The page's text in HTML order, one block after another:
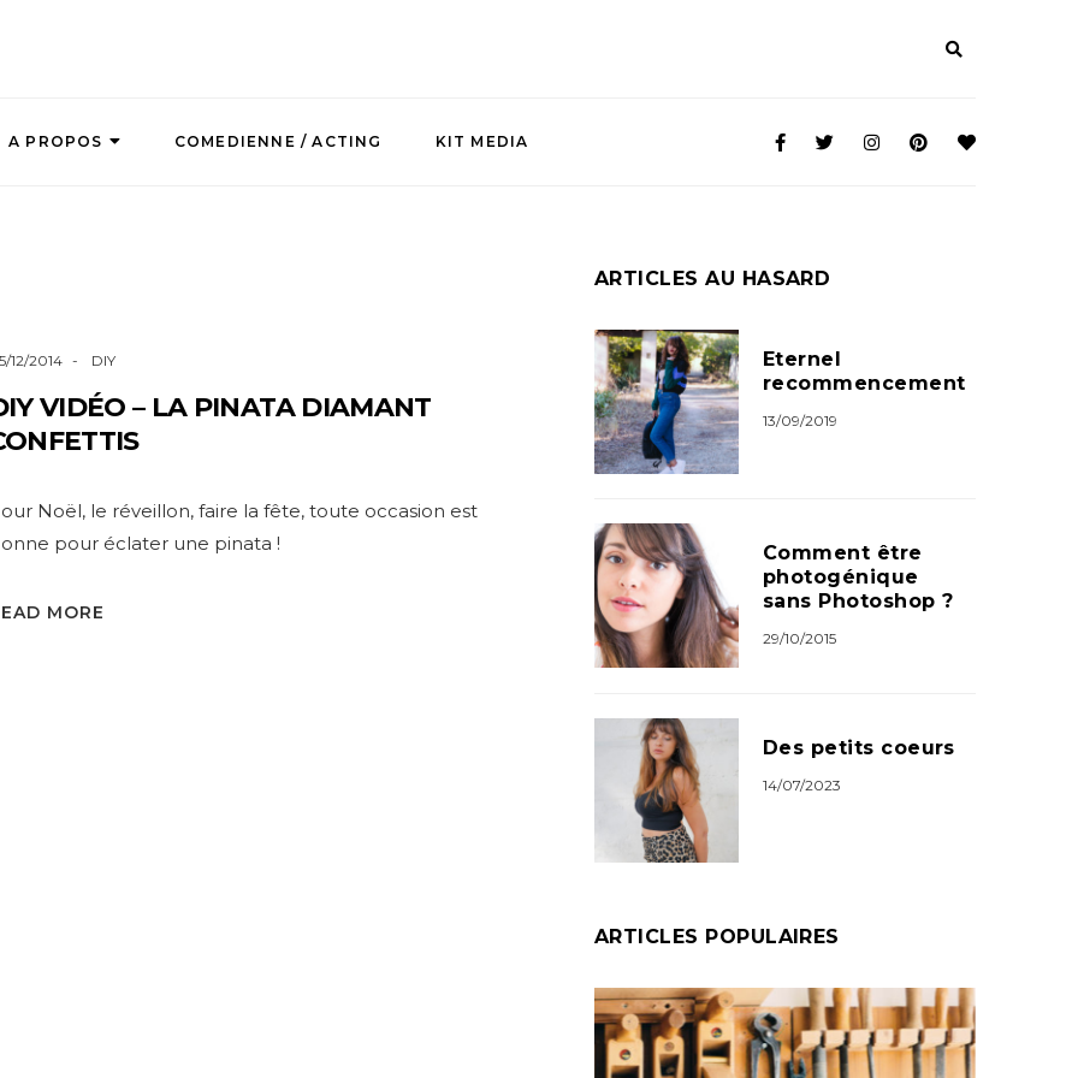
A PROPOS COMEDIENNE / ACTING KIT MEDIA
12/2014 DIY
VIDÉO – LA PINATA DIAMANT
Noël, le réveillon, faire la fête, toute occasion est
pour éclater une pinata !
MORE
ARTICLES AU HASARD
Eternel
recommencement
13/09/2019
Comment être
photogénique
sans Photoshop ?
29/10/2015
Des petits coeurs
14/07/2023
ARTICLES POPULAIRES